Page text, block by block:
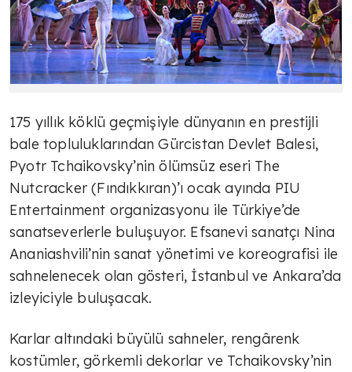
175 yıllık köklü geçmişiyle dünyanın en prestijli
bale topluluklarından Gürcistan Devlet Balesi,
Pyotr Tchaikovsky’nin ölümsüz eseri The
Nutcracker (Fındıkkıran)’ı ocak ayında PIU
Entertainment organizasyonu ile Türkiye’de
sanatseverlerle buluşuyor. Efsanevi sanatçı Nina
Ananiashvili’nin sanat yönetimi ve koreografisi ile
sahnelenecek olan gösteri, İstanbul ve Ankara’da
izleyiciyle buluşacak.
Karlar altındaki büyülü sahneler, rengârenk
kostümler, görkemli dekorlar ve Tchaikovsky’nin